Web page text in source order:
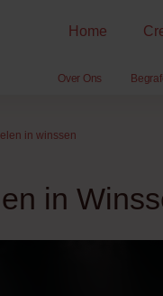
Home
Over Ons
in winssen
in